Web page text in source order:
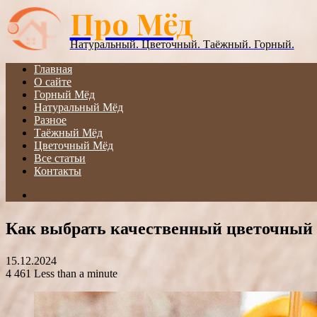
Menu Про Мёд
Натуральный. Цветочный. Таёжный. Горный.
Главная
О сайте
Горный Мёд
Натуральный Мёд
Разное
Таёжный Мёд
Цветочный Мёд
Все статьи
Контакты
Как выбрать качественный цветочный
15.12.2024
4 461 Less than a minute